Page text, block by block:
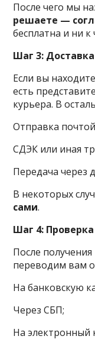
После чего мы
решаете —
бесплатна и ни
Шаг 3: Доставка
Если вы
есть
курьера. В
Отправка
СДЭК или иная
Передача через
В некоторых
сами.
Шаг 4:
После
переводим вам
На банковскую
Через СБП;
На электронный